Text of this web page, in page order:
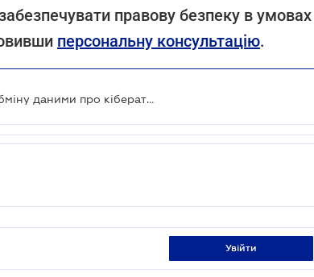
правову безпеку в умовах
персональну консультацію.
Держспецзв’язку готує нові правила обміну даними про кібератаки для великого та середнього бізнесу
увійти